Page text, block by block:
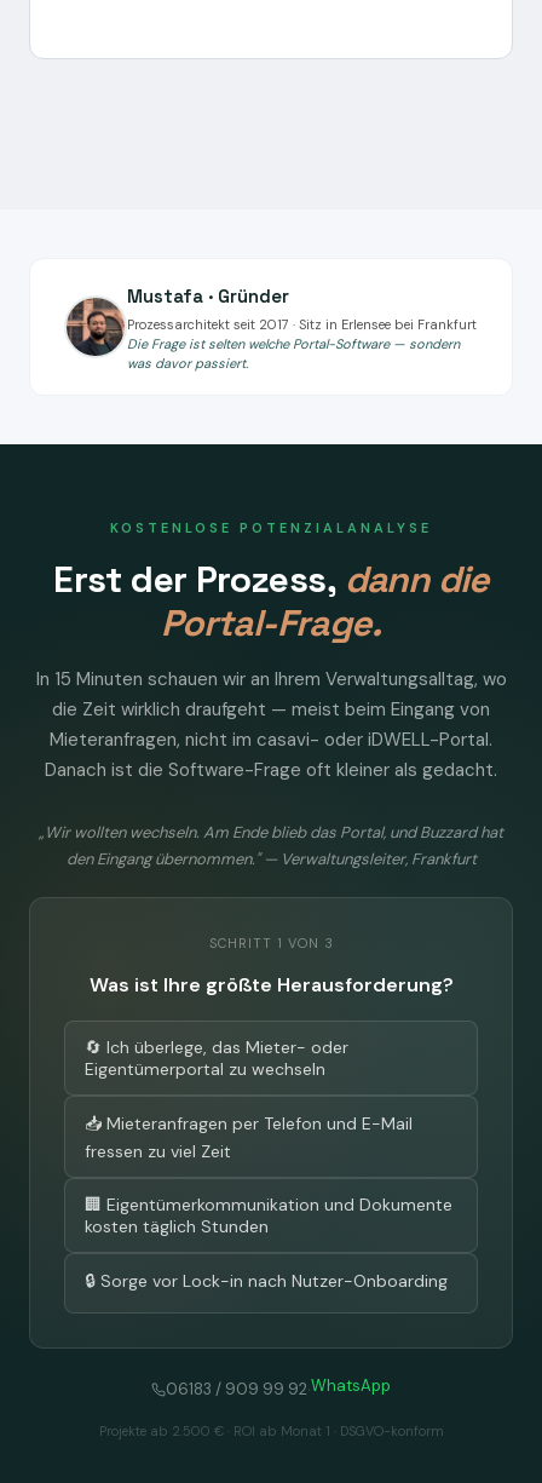
Mustafa · Gründer
Prozessarchitekt seit 2017 · Sitz in Erlensee bei Frankfurt
Die Frage ist selten welche Portal-Software — sondern
was davor passiert.
KOSTENLOSE POTENZIALANALYSE
Erst der Prozess, dann die
Portal-Frage.
In 15 Minuten schauen wir an Ihrem Verwaltungsalltag, wo
die Zeit wirklich draufgeht — meist beim Eingang von
Mieteranfragen, nicht im casavi- oder iDWELL-Portal.
Danach ist die Software-Frage oft kleiner als gedacht.
„Wir wollten wechseln. Am Ende blieb das Portal, und Buzzard hat
den Eingang übernommen." — Verwaltungsleiter, Frankfurt
SCHRITT 1 VON 3
Was ist Ihre größte Herausforderung?
🔄 Ich überlege, das Mieter- oder
Eigentümerportal zu wechseln
📥 Mieteranfragen per Telefon und E-Mail
fressen zu viel Zeit
🏢 Eigentümerkommunikation und Dokumente
kosten täglich Stunden
🔒 Sorge vor Lock-in nach Nutzer-Onboarding
06183 / 909 99 92·WhatsApp
Projekte ab 2.500 € · ROI ab Monat 1 · DSGVO-konform